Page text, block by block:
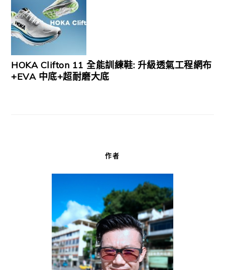
HOKA Clifton 11 全能訓練鞋: 升級透氣工程網布
+EVA 中底+超耐磨大底
作者